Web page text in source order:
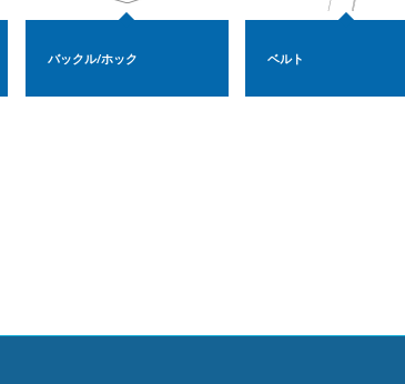
バックル/ホック ベルト